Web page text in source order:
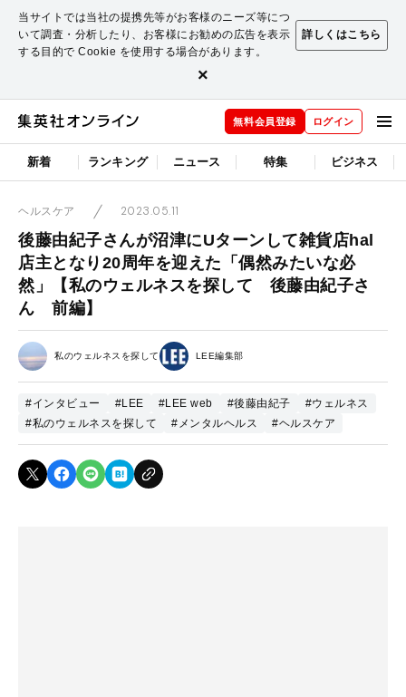
当サイトでは当社の提携先等がお客様のニーズ等につ
いて調査・分析したり、お客様にお勧めの広告を表示
する目的で Cookie を使用する場合があります。
詳しくはこちら
×
無料会員登録 ログイン
新着 ランキング ニュース 特集 ビジネス
ヘルスケア 2023.05.11
後藤由紀子さんが沼津にUターンして雑貨店hal
店主となり20周年を迎えた「偶然みたいな必
然」【私のウェルネスを探して 後藤由紀子さ
ん 前編】
私のウェルネスを探して LEE編集部
#インタビュー #LEE #LEE web #後藤由紀子
#ウェルネス
#私のウェルネスを探して
#メンタルヘルス #ヘルスケア